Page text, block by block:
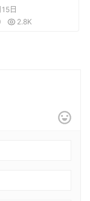
日
2.8K